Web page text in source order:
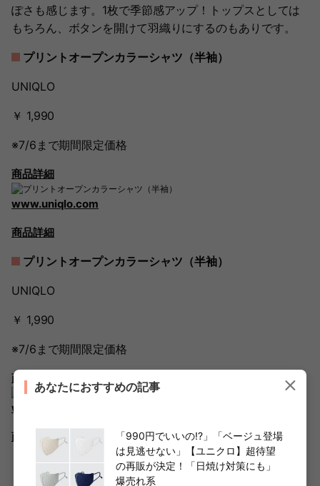
ぽさも感じます。1枚で季節感アップ！トップスとしては
もちろん、ボタンを開けて羽織りにするのもありです。
プリントオープンカラーシャツ（半袖）
UNIQLO
￥ 1,990
※7/6まで期間限定価格
商品詳細
www.uniqlo.com
商品詳細
プリントオープンカラーシャツ（半袖）
UNIQLO
￥ 1,990
※7/6まで期間限定価格
商品詳細
www.uniqlo.com
商品詳細
あなたにおすすめの記事
「990円でいいの!?」「ベージュ登場
は見逃せない」【ユニクロ】超待望
の再販が決定！「日焼け対策にも」
爆売れ系